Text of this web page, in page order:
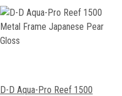
D-D Aqua-Pro Reef 1500